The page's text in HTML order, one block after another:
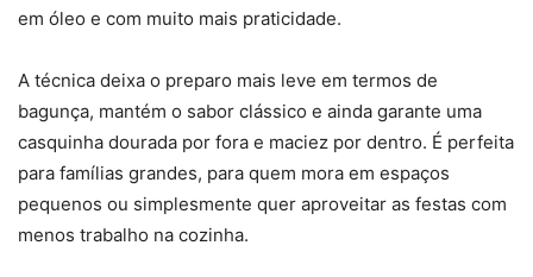
em óleo e com muito mais praticidade.
A técnica deixa o preparo mais leve em termos de
bagunça, mantém o sabor clássico e ainda garante uma
casquinha dourada por fora e maciez por dentro. É perfeita
para famílias grandes, para quem mora em espaços
pequenos ou simplesmente quer aproveitar as festas com
menos trabalho na cozinha.